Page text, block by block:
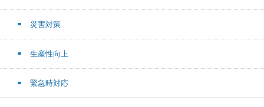
災害対策
生産性向上
緊急時対応